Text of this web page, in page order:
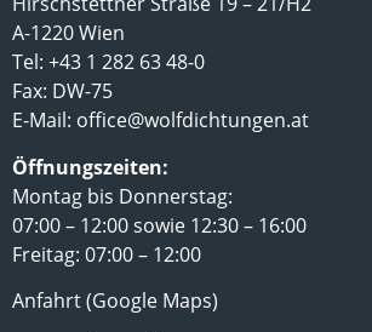
A-1220 Wien
Tel: +43 1 282 63 48-0
Fax: DW-75
E-Mail: office@wolfdichtungen.at
Öffnungszeiten:
Montag bis Donnerstag:
07:00 – 12:00 sowie 12:30 – 16:00
Freitag: 07:00 – 12:00
Anfahrt (Google Maps)